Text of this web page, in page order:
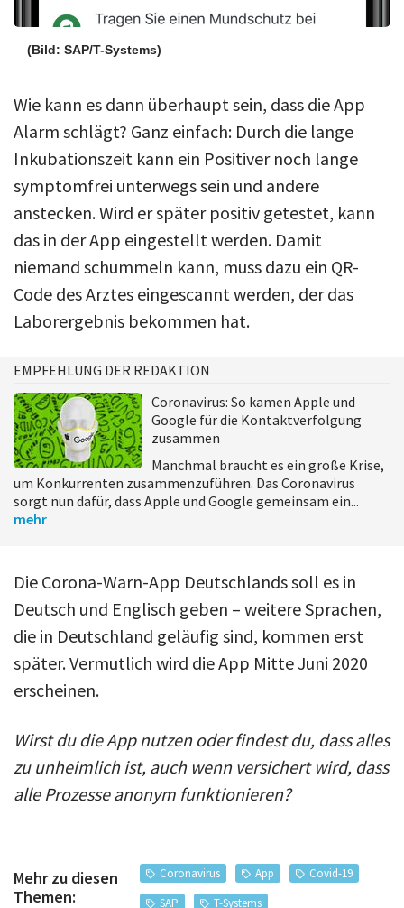
(Bild: SAP/T-Systems)
Wie kann es dann überhaupt sein, dass die App
Alarm schlägt? Ganz einfach: Durch die lange
Inkubationszeit kann ein Positiver noch lange
symptomfrei unterwegs sein und andere
anstecken. Wird er später positiv getestet, kann
das in der App eingestellt werden. Damit
niemand schummeln kann, muss dazu ein QR-
Code des Arztes eingescannt werden, der das
Laborergebnis bekommen hat.
EMPFEHLUNG DER REDAKTION
Coronavirus: So kamen Apple und
Google für die Kontaktverfolgung
zusammen
Manchmal braucht es ein große Krise,
um Konkurrenten zusammenzuführen. Das Coronavirus
sorgt nun dafür, dass Apple und Google gemeinsam ein...
mehr
Die Corona-Warn-App Deutschlands soll es in
Deutsch und Englisch geben – weitere Sprachen,
die in Deutschland geläufig sind, kommen erst
später. Vermutlich wird die App Mitte Juni 2020
erscheinen.
Wirst du die App nutzen oder findest du, dass alles
zu unheimlich ist, auch wenn versichert wird, dass
alle Prozesse anonym funktionieren?
Mehr zu diesen
Themen:
Coronavirus App
Covid-19
SAP
T-Systems